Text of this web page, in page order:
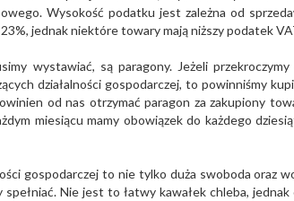
Wysokość podatku jest zależna od
jednak niektóre towary mają niższy podatek
wystawiać, są paragony. Jeżeli
działalności gospodarczej, to powinniśmy
od nas otrzymać paragon za zakupiony
miesiącu mamy obowiązek do każdego
gospodarczej to nie tylko duża swoboda oraz
Nie jest to łatwy kawałek chleba,